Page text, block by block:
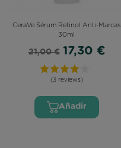
CeraVe Sérum Retinol Anti-Marcas
30ml
21,00 € 17,30 €
(3 reviews)
Añadir